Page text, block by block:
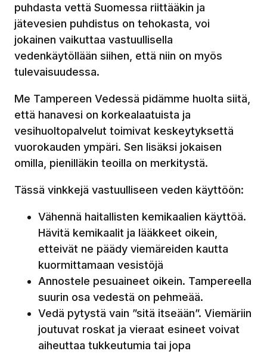
puhdasta vettä Suomessa riittääkin ja
jätevesien puhdistus on tehokasta, voi
jokainen vaikuttaa vastuullisella
vedenkäytöllään siihen, että niin on myös
tulevaisuudessa.
Me Tampereen Vedessä pidämme huolta siitä,
että hanavesi on korkealaatuista ja
vesihuoltopalvelut toimivat keskeytyksettä
vuorokauden ympäri. Sen lisäksi jokaisen
omilla, pienilläkin teoilla on merkitystä.
Tässä vinkkejä vastuulliseen veden käyttöön:
Vähennä haitallisten kemikaalien käyttöä.
Hävitä kemikaalit ja lääkkeet oikein,
etteivät ne päädy viemäreiden kautta
kuormittamaan vesistöjä
Annostele pesuaineet oikein. Tampereella
suurin osa vedestä on pehmeää.
Vedä pytystä vain ”sitä itseään”. Viemäriin
joutuvat roskat ja vieraat esineet voivat
aiheuttaa tukkeutumia tai jopa